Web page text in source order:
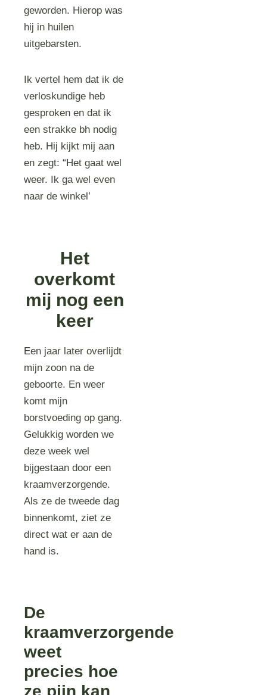
geworden. Hierop was
hij in huilen
uitgebarsten.
Ik vertel hem dat ik de
verloskundige heb
gesproken en dat ik
een strakke bh nodig
heb. Hij kijkt mij aan
en zegt: “Het gaat wel
weer. Ik ga wel even
naar de winkel’
Het
overkomt
mij nog een
keer
Een jaar later overlijdt
mijn zoon na de
geboorte. En weer
komt mijn
borstvoeding op gang.
Gelukkig worden we
deze week wel
bijgestaan door een
kraamverzorgende.
Als ze de tweede dag
binnenkomt, ziet ze
direct wat er aan de
hand is.
De
kraamverzorgende
weet
precies hoe
ze pijn kan